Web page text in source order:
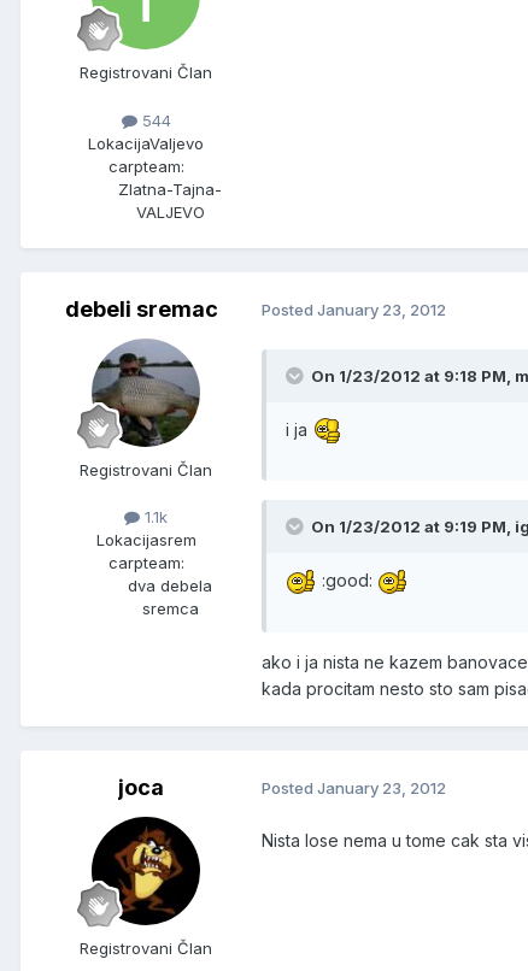
Registrovani Član
544
LokacijaValjevo
carpteam:
Zlatna-Tajna-
VALJEVO
debeli sremac
Registrovani Član
1.1k
Lokacijasrem
carpteam:
dva debela
sremca
Posted January 23, 2012
On 1/23/2012 at 9:18 PM,
i ja
On 1/23/2012 at 9:19 PM,
:good:
ako i ja nista ne kazem
kada procitam nesto sto sam
joca
Registrovani Član
Posted January 23, 2012
Nista lose nema u tome cak sta